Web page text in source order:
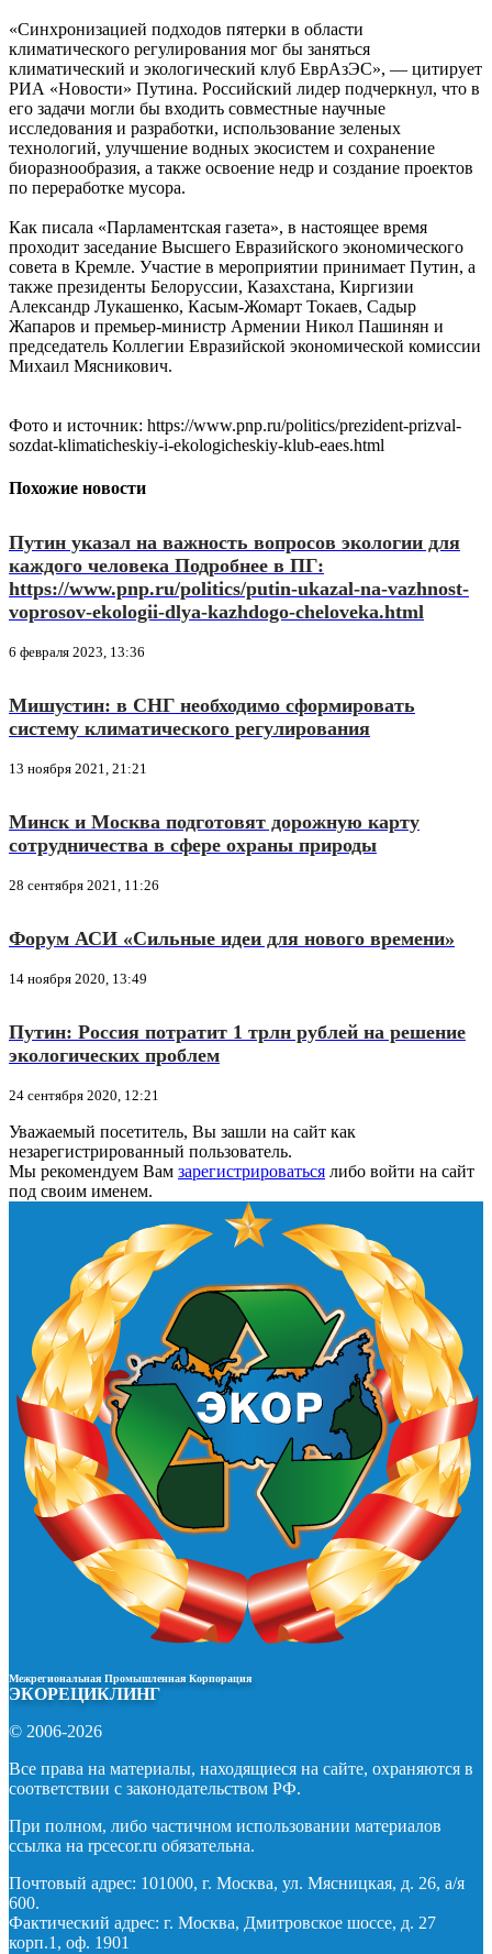
«Синхронизацией подходов пятерки в области
климатического регулирования мог бы заняться
климатический и экологический клуб ЕврАзЭС», — цитирует
РИА «Новости» Путина. Российский лидер подчеркнул, что в
его задачи могли бы входить совместные научные
исследования и разработки, использование зеленых
технологий, улучшение водных экосистем и сохранение
биоразнообразия, а также освоение недр и создание проектов
по переработке мусора.
Как писала «Парламентская газета», в настоящее время
проходит заседание Высшего Евразийского экономического
совета в Кремле. Участие в мероприятии принимает Путин, а
также президенты Белоруссии, Казахстана, Киргизии
Александр Лукашенко, Касым-Жомарт Токаев, Садыр
Жапаров и премьер-министр Армении Никол Пашинян и
председатель Коллегии Евразийской экономической комиссии
Михаил Мясникович.
Фото и источник: https://www.pnp.ru/politics/prezident-prizval-
sozdat-klimaticheskiy-i-ekologicheskiy-klub-eaes.html
Похожие новости
Путин указал на важность вопросов экологии для
каждого человека Подробнее в ПГ:
https://www.pnp.ru/politics/putin-ukazal-na-vazhnost-
voprosov-ekologii-dlya-kazhdogo-cheloveka.html
6 февраля 2023, 13:36
Мишустин: в СНГ необходимо сформировать
систему климатического регулирования
13 ноября 2021, 21:21
Минск и Москва подготовят дорожную карту
сотрудничества в сфере охраны природы
28 сентября 2021, 11:26
Форум АСИ «Сильные идеи для нового времени»
14 ноября 2020, 13:49
Путин: Россия потратит 1 трлн рублей на решение
экологических проблем
24 сентября 2020, 12:21
Уважаемый посетитель, Вы зашли на сайт как
незарегистрированный пользователь.
Мы рекомендуем Вам зарегистрироваться либо войти на сайт
под своим именем.
Межрегиональная Промышленная Корпорация
ЭКОРЕЦИКЛИНГ
© 2006-2026
Все права на материалы, находящиеся на сайте, охраняются в
соответствии с законодательством РФ.
При полном, либо частичном использовании материалов
ссылка на rpcecor.ru обязательна.
Почтовый адрес: 101000, г. Москва, ул. Мясницкая, д. 26, а/я
600.
Фактический адрес: г. Москва, Дмитровское шоссе, д. 27
корп.1, оф. 1901